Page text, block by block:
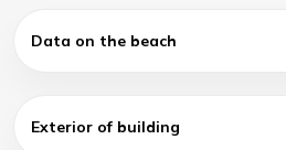
Data on the beach
Exterior of building